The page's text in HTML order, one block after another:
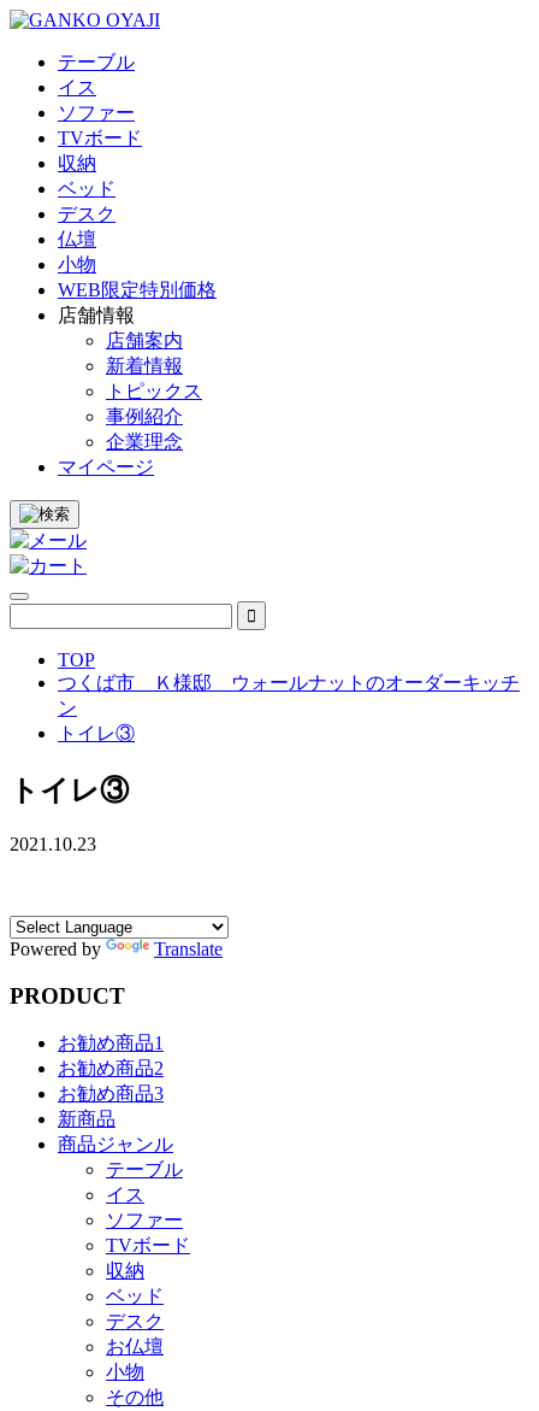
テーブル
イス
ソファー
TVボード
収納
ベッド
デスク
仏壇
小物
WEB限定特別価格
店舗情報
店舗案内
新着情報
トピックス
事例紹介
企業理念
マイページ
TOP
つくば市 Ｋ様邸 ウォールナットのオーダーキッチ
ン
トイレ③
トイレ③
2021.10.23
Powered by Translate
PRODUCT
お勧め商品1
お勧め商品2
お勧め商品3
新商品
商品ジャンル
テーブル
イス
ソファー
TVボード
収納
ベッド
デスク
お仏壇
小物
その他